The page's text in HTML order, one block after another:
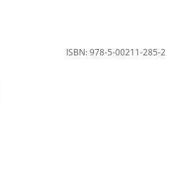
ISBN:978-5-00211-285-2